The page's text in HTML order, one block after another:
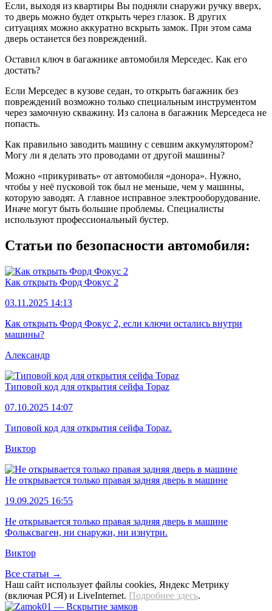
Если, выходя из квартиры Вы подняли снаружи ручку вверх,
то дверь можно будет открыть через глазок. В других
ситуациях можно аккуратно вскрыть замок. При этом сама
дверь останется без повреждений.
Оставил ключ в багажнике автомобиля Мерседес. Как его
достать?
Если Мерседес в кузове седан, то открыть багажник без
повреждений возможно только специальным инструментом
через замочную скважину. Из салона в багажник Мерседеса не
попасть.
Как правильно заводить машину с севшим аккумулятором?
Могу ли я делать это проводами от другой машины?
Можно «прикуривать» от автомобиля «донора». Нужно,
чтобы у неё пусковой ток был не меньше, чем у машины,
которую заводят. А главное исправное электрооборудование.
Иначе могут быть большие проблемы. Специалисты
используют профессиональный бустер.
Статьи по безопасности автомобиля:
Как открыть Форд Фокус 2
03.11.2025 14:13
Как открыть Форд Фокус 2, если ключи остались внутри
машины?
Александр
Типовой код для открытия сейфа Topaz
07.10.2025 14:07
Типовой код для открытия сейфа Topaz.
Виктор
Не открывается только правая задняя дверь в машине
19.09.2025 16:55
Не открывается только правая задняя дверь в машине
Фольксваген, ни снаружи, ни изнутри.
Виктор
Все статьи →
Наш сайт использует файлы cookies, Яндекс Метрику
(включая РСЯ) и LiveInternet. Подробнее здесь.